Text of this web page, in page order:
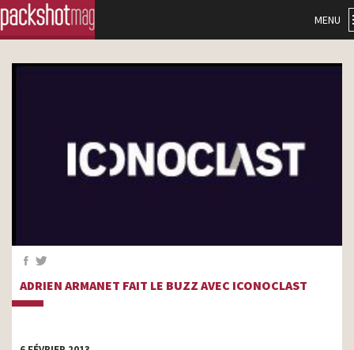
MENU
ADRIEN ARMANET FAIT LE BUZZ AVEC ICONOCLAST